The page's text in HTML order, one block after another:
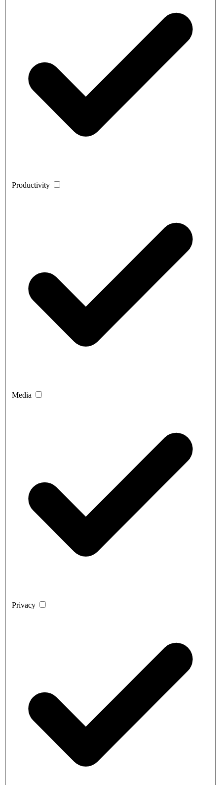
Productivity
Media
Privacy